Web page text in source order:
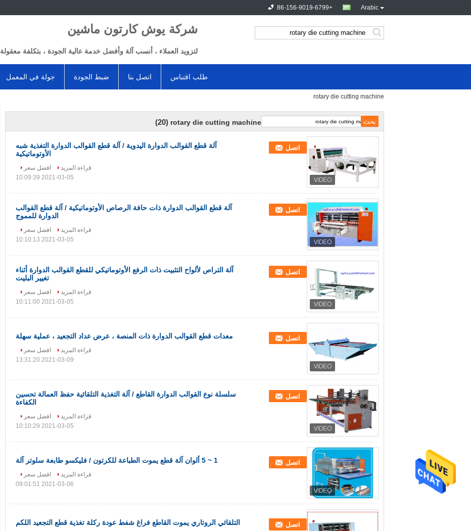
Arabic
+86-156-9019-6799
شركة يوش كارتون ماشين
لتزويد العملاء ، أنسب آلة وأفضل خدمة عالية الجودة ، بتكلفة معقولة
جولة في المعمل ضبط الجودة اتصل بنا طلب اقتباس
rotary die cutting machine
rotary die cutting machine
(20)
آلة قطع القوالب الدوارة اليدوية / آلة قطع القوالب الدوارة التغذية شبه
الأوتوماتيكية
اتصل
قراءة المزيد
افضل سعر
2021-03-05 10:09:39
آلة قطع القوالب الدوارة ذات حافة الرصاص الأوتوماتيكية / آلة قطع القوالب
الدوارة للمموج
اتصل
قراءة المزيد
افضل سعر
2021-03-05 10:10:13
آلة التراص لألواح التثبيت ذات الرفع الأوتوماتيكي للقطع القوالب الدوارة أثناء
تغيير البليت
اتصل
قراءة المزيد
افضل سعر
2021-03-05 10:11:00
معدات قطع القوالب الدوارة ذات المنصة ، عرض عداد التجعيد ، عملية سهلة اتصل
قراءة المزيد
افضل سعر
2021-03-09 13:31:20
سلسلة نوع القوالب الدوارة القاطع / آلة التغذية التلقائية حفظ العمالة تحسين
الكفاءة
اتصل
قراءة المزيد
افضل سعر
2021-03-05 10:10:29
1 ~ 5 ألوان آلة قطع يموت الطباعة للكرتون / فليكسو طابعة سلوتر آلة اتصل
قراءة المزيد
افضل سعر
2021-03-06 09:01:51
التلقائي الروتاري يموت القاطع فراغ شفط عودة ركلة تغذية قطع التجعيد اللكم اتصل